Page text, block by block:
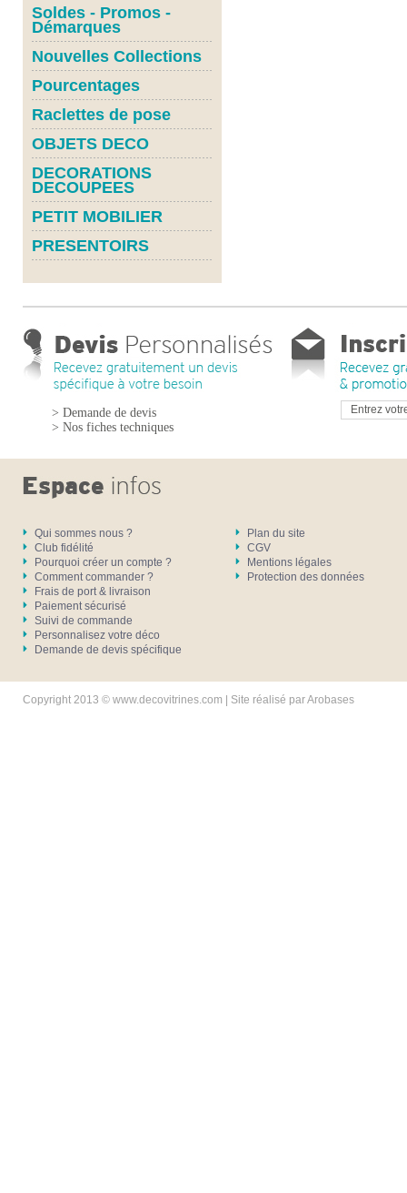
Soldes - Promos -
Démarques
Nouvelles Collections
Pourcentages
Raclettes de pose
OBJETS DECO
DECORATIONS
DECOUPEES
PETIT MOBILIER
PRESENTOIRS
> Demande de devis
> Nos fiches techniques
Qui sommes nous ?
Club fidélité
Pourquoi créer un compte ?
Comment commander ?
Frais de port & livraison
Paiement sécurisé
Suivi de commande
Personnalisez votre déco
Demande de devis spécifique
Plan du site
CGV
Mentions légales
Protection des données
Copyright 2013 © www.decovitrines.com | Site réalisé parArobases